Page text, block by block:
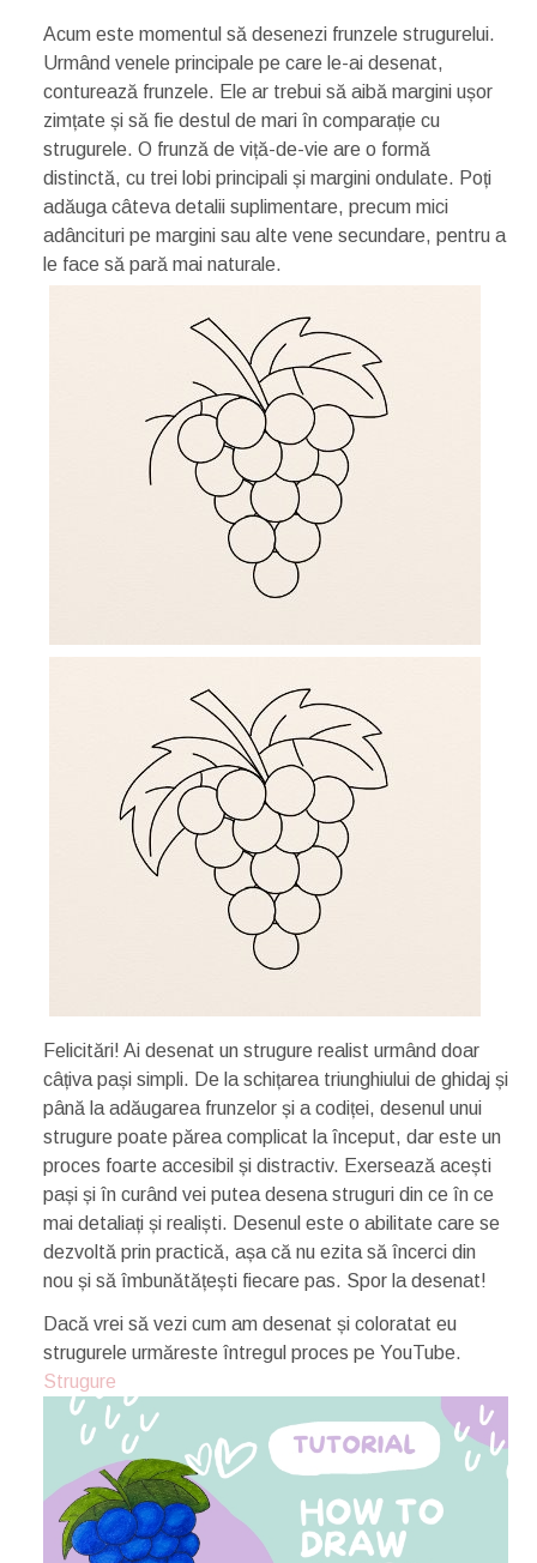
Acum este momentul să desenezi frunzele strugurelui.
Urmând venele principale pe care le-ai desenat,
conturează frunzele. Ele ar trebui să aibă margini ușor
zimțate și să fie destul de mari în comparație cu
strugurele. O frunză de viță-de-vie are o formă
distinctă, cu trei lobi principali și margini ondulate. Poți
adăuga câteva detalii suplimentare, precum mici
adâncituri pe margini sau alte vene secundare, pentru a
le face să pară mai naturale.
Felicitări! Ai desenat un strugure realist urmând doar
câțiva pași simpli. De la schițarea triunghiului de ghidaj și
până la adăugarea frunzelor și a codiței, desenul unui
strugure poate părea complicat la început, dar este un
proces foarte accesibil și distractiv. Exersează acești
pași și în curând vei putea desena struguri din ce în ce
mai detaliați și realiști. Desenul este o abilitate care se
dezvoltă prin practică, așa că nu ezita să încerci din
nou și să îmbunătățești fiecare pas. Spor la desenat!
Dacă vrei să vezi cum am desenat și coloratat eu
strugurele urmăreste întregul proces pe YouTube.
Strugure